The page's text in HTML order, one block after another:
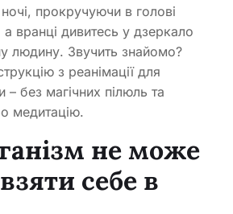
прокручуючи в голові
а вранці дивитесь у дзеркало
людину. Звучить знайомо?
з реанімації для
– без магічних пілюль та
медитацію.
не може
себе в